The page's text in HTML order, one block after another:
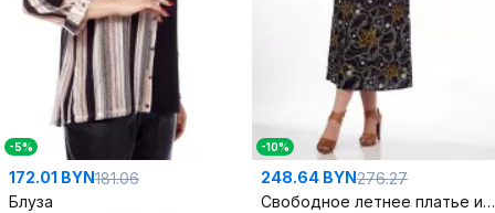
-5%
172.01 BYN181.06
Блуза
-10%
248.64 BYN276.27
Свободное летнее платье из вискозы с карманами